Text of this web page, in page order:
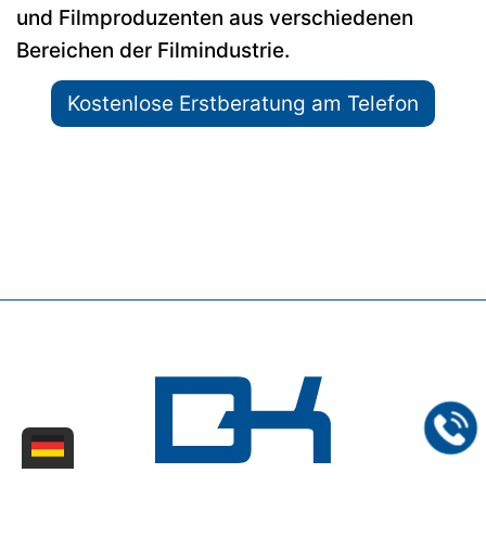
und Filmproduzenten aus verschiedenen
Bereichen der Filmindustrie.
Kostenlose Erstberatung am Telefon